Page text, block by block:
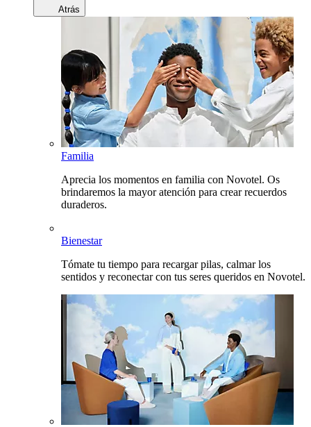
Atrás
Familia
Aprecia los momentos en familia con Novotel. Os
brindaremos la mayor atención para crear recuerdos
duraderos.
Bienestar
Tómate tu tiempo para recargar pilas, calmar los
sentidos y reconectar con tus seres queridos en Novotel.